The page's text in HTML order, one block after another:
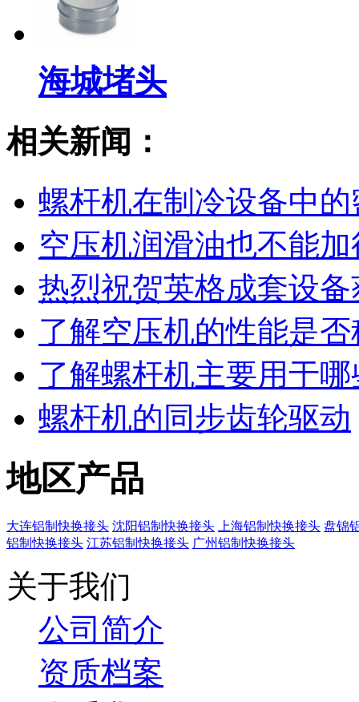
海城堵头
相关新闻：
螺杆机在制冷设备中
空压机润滑油也不能
热烈祝贺英格成套设
了解空压机的性能是
了解螺杆机主要用于
螺杆机的同步齿轮驱动
地区产品
大连铝制快换接头 沈阳铝制快换接头 上海铝制快换接头 盘锦
铝制快换接头 江苏铝制快换接头 广州铝制快换接头
关于我们
公司简介
资质档案